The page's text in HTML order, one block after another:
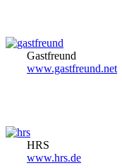
Gastfreund
www.gastfreund.net
HRS
www.hrs.de